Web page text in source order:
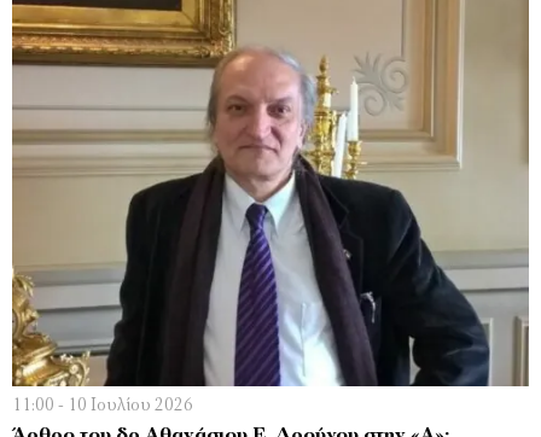
11:00 - 10 Ιουλίου 2026